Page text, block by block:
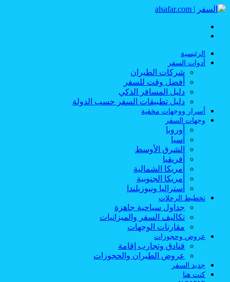
الرئيسية
أدوات السفر
شركات الطيران
أفضل وقت للسفر
دليل المسافر الذكي
دليل تطبيقات السفر حسب الدولة
أسرار ووجهات مخفية
وجهات السفر
أوروبا
آسيا
الشرق الأوسط
أفريقيا
أمريكا الشمالية
أمريكا الجنوبية
أستراليا ونيوزيلندا
تخطيط الرحلات
جداول سياحية جاهزة
تكاليف السفر والميزانيات
مقارنات الوجهات
عروض وحجوزات
فنادق وتجارب إقامة
عروض الطيران والحجوزات
جديد السفر
كنت هنا